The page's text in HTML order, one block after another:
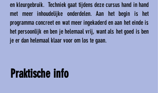
en kleurgebruik. Techniek gaat tijdens deze cursus hand in hand
met meer inhoudelijke onderdelen. Aan het begin is het
programma concreet en wat meer ingekaderd en aan het einde is
het persoonlijk en ben je helemaal vrij, want als het goed is ben
je er dan helemaal klaar voor om los te gaan.
Praktische info